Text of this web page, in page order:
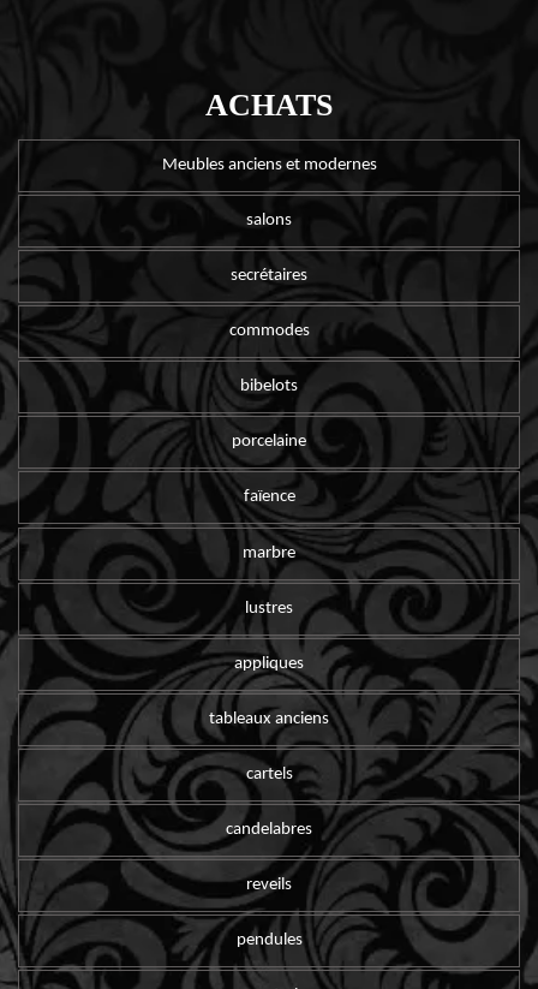
ACHATS
Meubles anciens et modernes
salons
secrétaires
commodes
bibelots
porcelaine
faïence
marbre
lustres
appliques
tableaux anciens
cartels
candelabres
reveils
pendules